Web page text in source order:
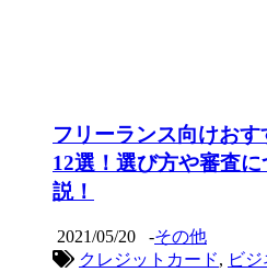
フリーランス向けお
12選！選び方や審査
説！
2021/05/20 -その他
クレジットカード, ビ